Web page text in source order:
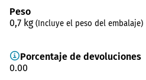
Peso
0,7 kg (Incluye el peso del embalaje)
Porcentaje de devoluciones
0.00